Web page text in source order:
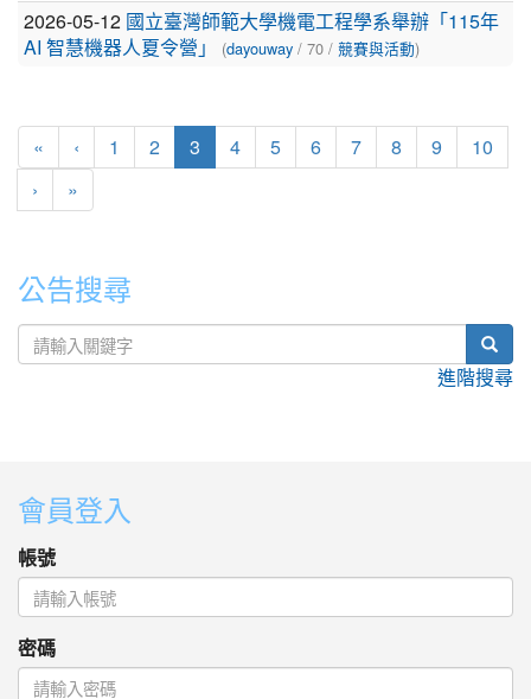
2026-05-12 國立臺灣師範大學機電工程學系舉辦「115年
AI 智慧機器人夏令營」
(dayouway / 70 / 競賽與活動)
« ‹ 1 2 3 (current)
4 5 6 7 8 9 10
› »
公告搜尋
進階搜尋
會員登入
帳號
密碼